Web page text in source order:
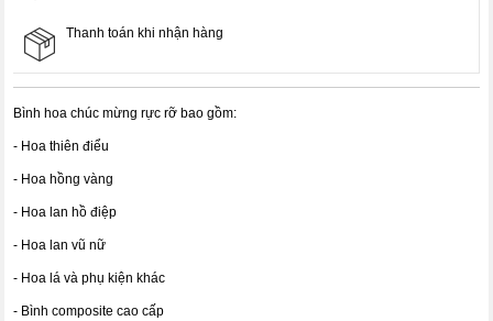
Thanh toán khi nhận hàng
Bình hoa chúc mừng rực rỡ bao gồm:
- Hoa thiên điểu
- Hoa hồng vàng
- Hoa lan hồ điệp
- Hoa lan vũ nữ
- Hoa lá và phụ kiện khác
- Bình composite cao cấp